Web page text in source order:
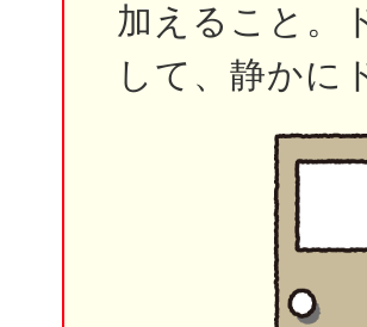
加えること。
して、静かに